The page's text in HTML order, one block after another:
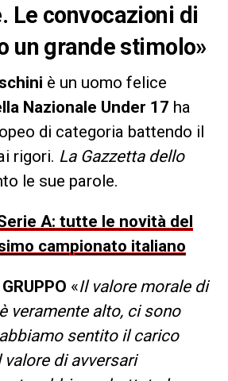
Le convocazioni di
un grande stimolo»
è un uomo felice
Nazionale Under 17 ha
di categoria battendo il
rigori. La Gazzetta dello
le sue parole.
A: tutte le novità del
campionato italiano
«Il valore morale di
veramente alto, ci sono
sentito il carico
di avversari